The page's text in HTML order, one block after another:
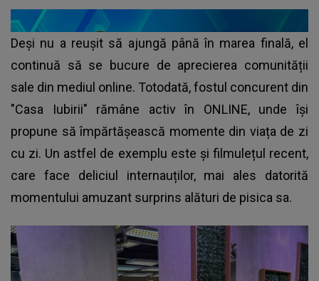
Deși nu a reușit să ajungă până în marea finală, el
continuă să se bucure de aprecierea comunității
sale din mediul online. Totodată, fostul concurent din
"Casa Iubirii" rămâne activ în ONLINE, unde își
propune să împărtășească momente din viața de zi
cu zi. Un astfel de exemplu este și filmulețul recent,
care face deliciul internauților, mai ales datorită
momentului amuzant surprins alături de pisica sa.